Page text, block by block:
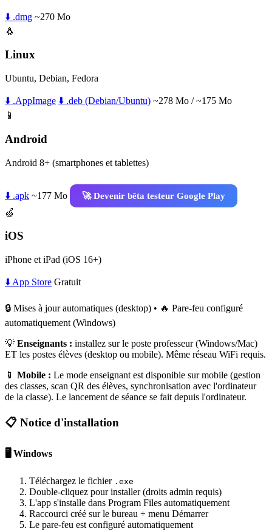
⬇️ .dmg ~270 Mo
🐧
Linux
Ubuntu, Debian, Fedora
⬇️ .AppImage ⬇️ .deb (Debian/Ubuntu) ~278 Mo / ~175 Mo
📱
Android
Android 8+ (smartphones et tablettes)
⬇️ .apk ~177 Mo
🚀 Devenir bêta testeur Google Play
🍏
iOS
iPhone et iPad (iOS 16+)
⬇️ App Store Gratuit
🔒 Mises à jour automatiques (desktop) • 🔥 Pare-feu configuré
automatiquement (Windows)
💡 Enseignants : installez sur le poste professeur (Windows/Mac)
ET les postes élèves (desktop ou mobile). Même réseau WiFi requis.
📱 Mobile : Le mode enseignant est disponible sur mobile (gestion
des classes, scan QR des élèves, synchronisation avec l'ordinateur
de la classe). Le lancement de séance se fait depuis l'ordinateur.
📋 Notice d'installation
🖥️ Windows
Téléchargez le fichier .exe
Double-cliquez pour installer (droits admin requis)
L'app s'installe dans Program Files automatiquement
Raccourci créé sur le bureau + menu Démarrer
Le pare-feu est configuré automatiquement